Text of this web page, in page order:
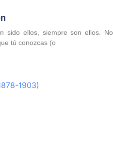
sido ellos, siempre son ellos. No
tú conozcas (o